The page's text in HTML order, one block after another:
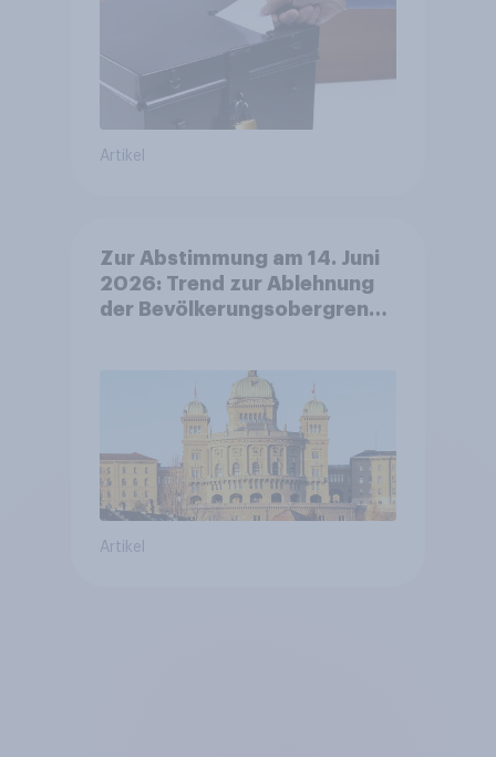
Artikel
Zur Abstimmung am 14. Juni
2026: Trend zur Ablehnung
der Bevölkerungsobergrenze
Zivildienstgesetz sinken
Artikel